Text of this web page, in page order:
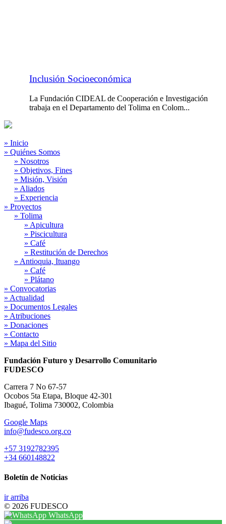
Inclusión Socioeconómica
La Fundación CIDEAL de Cooperación e Investigación
trabaja en el Departamento del Tolima en Colom...
» Inicio
» Quiénes Somos
» Nosotros
» Objetivos, Fines
» Misión, Visión
» Aliados
» Experiencia
» Proyectos
» Tolima
» Apicultura
» Piscicultura
» Café
» Restitución de Derechos
» Antioquia, Ituango
» Café
» Plátano
» Convocatorias
» Actualidad
» Documentos Legales
» Atribuciones
» Donaciones
» Contacto
» Mapa del Sitio
Fundación Futuro y Desarrollo Comunitario
FUDESCO
Carrera 7 No 67-57
Ocobos 5ta Etapa, Bloque 42-301
Ibagué, Tolima 730002, Colombia
Google Maps
info@fudesco.org.co
+57 3192782395
+34 660148822
Boletín de Noticias
ir arriba
© 2026 FUDESCO
WhatsApp